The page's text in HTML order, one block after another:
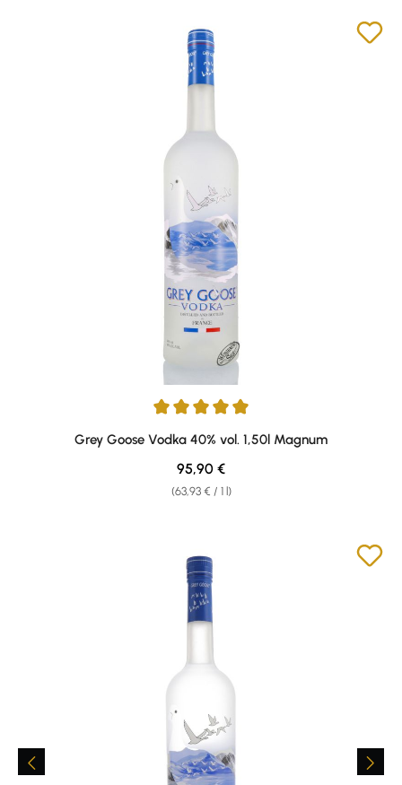
Average rating of 5 out of 5 stars
Grey Goose Vodka 40% vol. 1,50l Magnum
(63,93 € / 1 l)
Regular price:
95,90 €